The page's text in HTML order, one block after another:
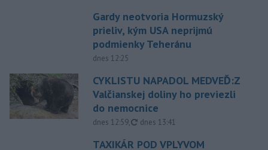
Gardy neotvoria Hormuzský
prieliv, kým USA neprijmú
podmienky Teheránu
dnes 12:25
CYKLISTU NAPADOL MEDVEĎ:Z
Valčianskej doliny ho previezli
do nemocnice
dnes 12:59, aktualizované
dnes 13:41
TAXIKÁR POD VPLYVOM